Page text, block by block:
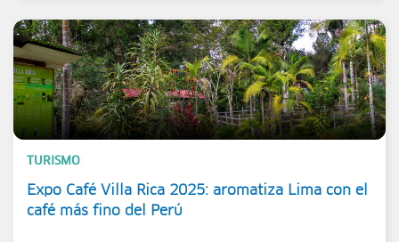
TURISMO
Expo Café Villa Rica 2025: aromatiza Lima con el
café más fino del Perú